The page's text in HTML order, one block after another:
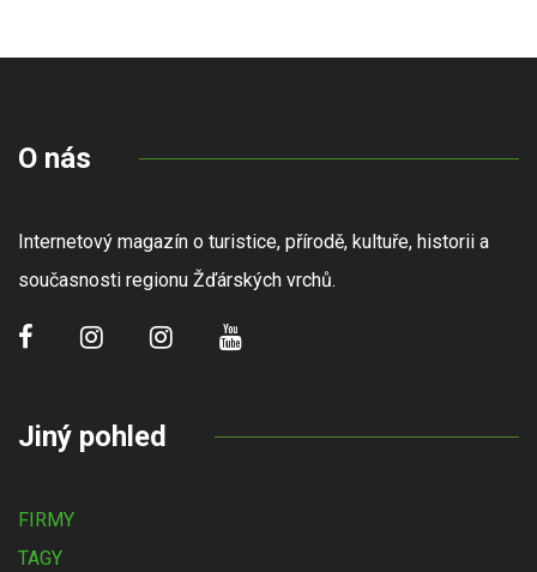
O nás
Internetový magazín o turistice, přírodě, kultuře, historii a
současnosti regionu Žďárských vrchů.
Jiný pohled
FIRMY
TAGY